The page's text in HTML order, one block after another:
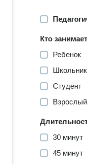
Кто
Ребенок
Школьник
Студент
Взрослый
30 минут
45 минут